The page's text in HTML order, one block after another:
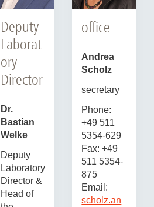
Deputy
Laborat
ory
Director
Dr.
Bastian
Welke
Deputy
Laboratory
Director &
Head of
office
Andrea
Scholz
secretary
Phone:
+49 511
5354-629
Fax: +49
511 5354-
875
Email:
scholz.an